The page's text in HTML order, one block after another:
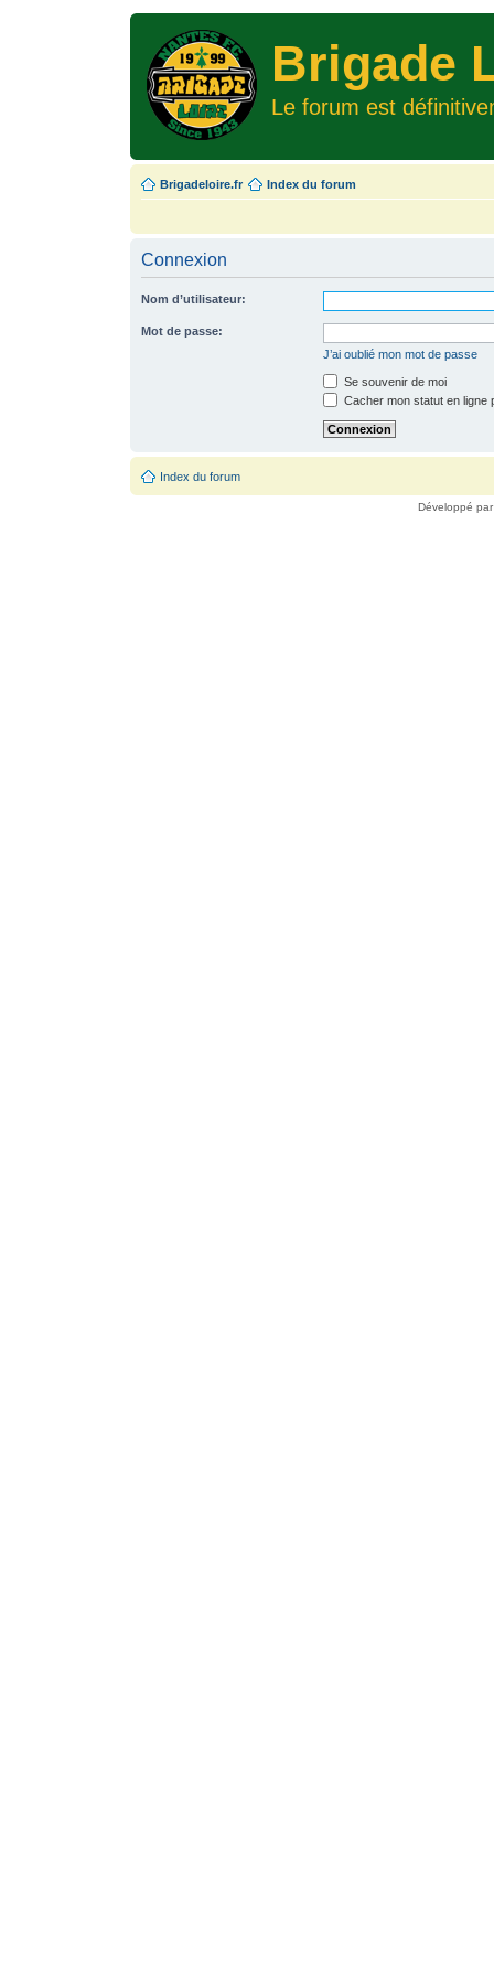
Brigade
Le forum est
Brigadeloire.fr Index du forum
Connexion
Nom d’utilisateur:
Mot de passe:
J’ai oublié mon mot de passe
Se souvenir de moi
Cacher mon statut en ligne
Index du forum
Développé